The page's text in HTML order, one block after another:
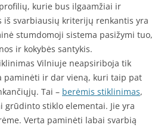
kurie bus ilgaamžiai ir
iš svarbiausių kriterijų renkantis yra
stumdomoji sistema pasižymi tuo,
ir kokybės santykis.
Vilniuje neapsiriboja tik
paminėti ir dar vieną, kuri taip pat
Tai – berėmis stiklinimas,
grūdinto stiklo elementai. Jie yra
Verta paminėti labai svarbią